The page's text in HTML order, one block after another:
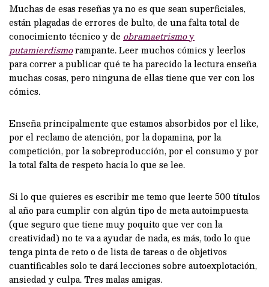
Muchas de esas reseñas ya no es que sean superficiales,
están plagadas de errores de bulto, de una falta total de
conocimiento técnico y de obramaetrismoy
putamierdismorampante. Leer muchos cómics y leerlos
para correr a publicar qué te ha parecido la lectura enseña
muchas cosas, pero ninguna de ellas tiene que ver con los
cómics.
Enseña principalmente que estamos absorbidos por el like,
por el reclamo de atención, por la dopamina, por la
competición, por la sobreproducción, por el consumo y por
la total falta de respeto hacia lo que se lee.
Si lo que quieres es escribir me temo que leerte 500 títulos
al año para cumplir con algún tipo de meta autoimpuesta
(que seguro que tiene muy poquito que ver con la
creatividad) no te va a ayudar de nada, es más, todo lo que
tenga pinta de reto o de lista de tareas o de objetivos
cuantificables solo te dará lecciones sobre autoexplotación,
ansiedad y culpa. Tres malas amigas.